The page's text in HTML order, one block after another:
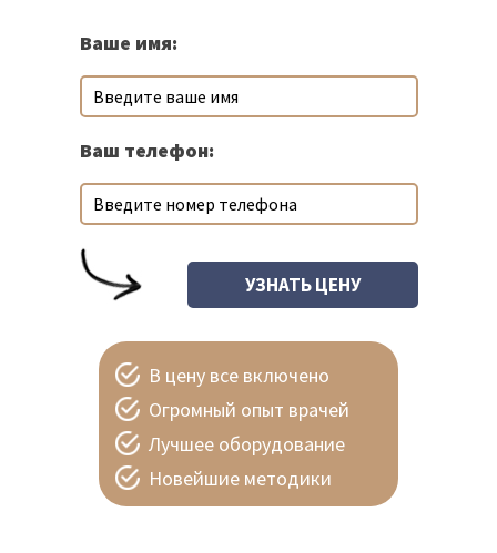
Ваше имя:
Ваш телефон:
В цену все включено
Огромный опыт врачей
Лучшее оборудование
Новейшие методики